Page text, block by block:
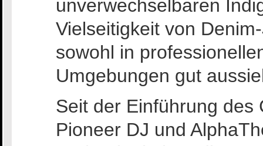
unverwechselbaren
Vielseitigkeit von
sowohl in
Umgebungen gut
Seit der Einführung des
Pioneer DJ und